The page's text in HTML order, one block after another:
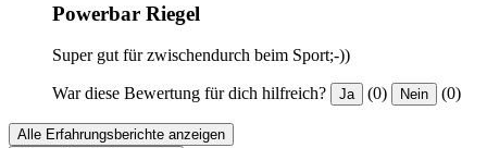
Powerbar Riegel
Super gut für zwischendurch beim Sport;-))
War diese Bewertung für dich hilfreich? Ja (0) Nein (0)
Alle Erfahrungsberichte anzeigen